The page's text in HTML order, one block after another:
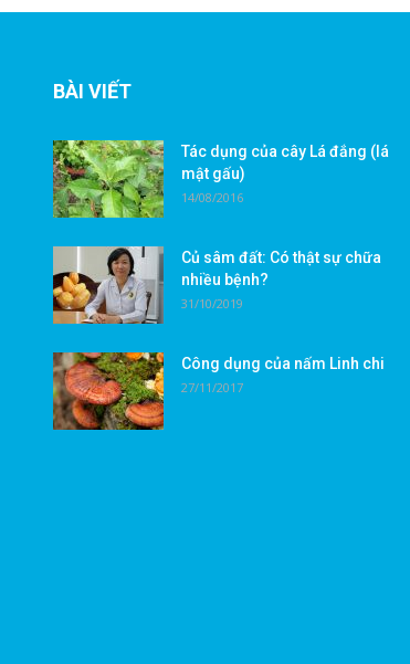
BÀI VIẾT
Tác dụng của cây Lá đắng (lá
mật gấu)
14/08/2016
Củ sâm đất: Có thật sự chữa
nhiều bệnh?
31/10/2019
Công dụng của nấm Linh chi
27/11/2017